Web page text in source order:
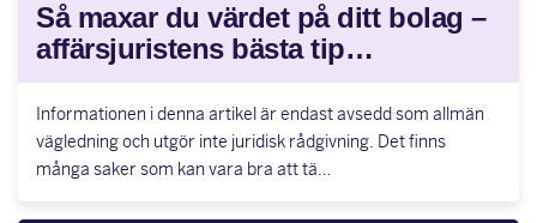
Så maxar du värdet på ditt bolag –
affärsjuristens bästa tip…
Informationen i denna artikel är endast avsedd som allmän
vägledning och utgör inte juridisk rådgivning. Det finns
många saker som kan vara bra att tä…